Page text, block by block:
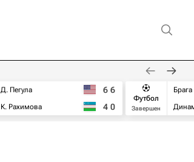
Д. Пегула
К. Рахимова
6 6
4 0
Футбол
Завершен
Брага